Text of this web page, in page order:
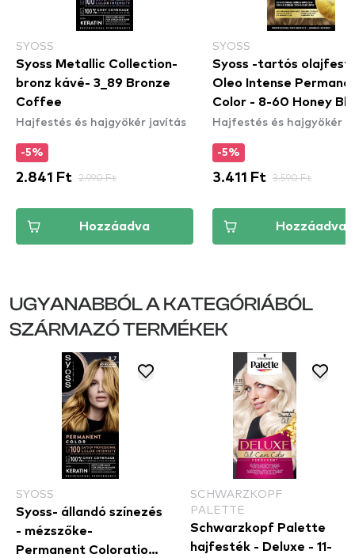
SYOSS
Syoss Metallic Collection-
bronz kávé- 3_89 Bronze
Coffee
Hajfestés és hajgyökér javítás
-5%
2.841 Ft 2.990 Ft
Hozzáadva
SYOSS
Syoss -tartós
Oleo Intense
Color - 8-60 Honey
Hajfestés és hajgyökér
-5%
3.411 Ft 3.590 Ft
Hozzáadva
UGYANABBÓL A KATEGÓRIÁBÓL
SZÁRMAZÓ TERMÉKEK
SYOSS
Syoss- állandó színezés
- mézszőke-
Permanent Coloration -
SCHWARZKOPF
PALETTE
Schwarzkopf Palette
hajfesték - Deluxe - 11-